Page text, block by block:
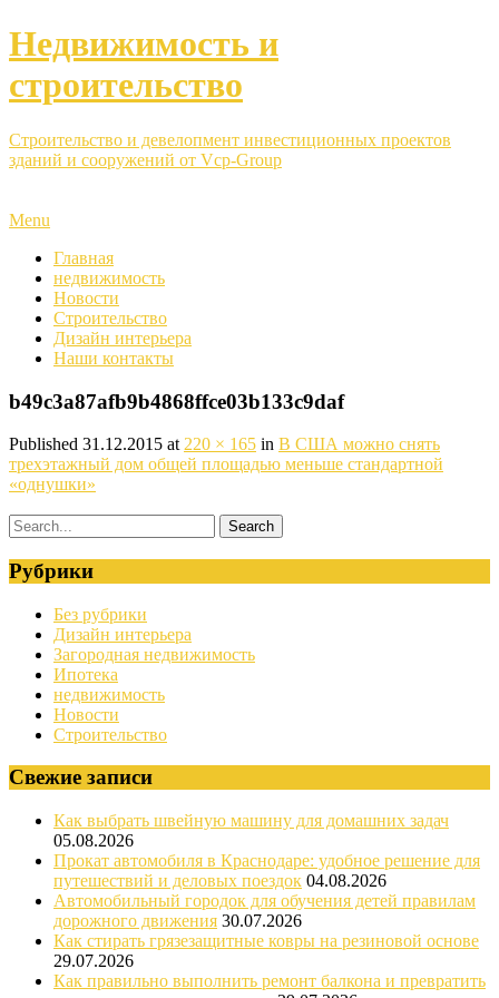
Недвижимость и
строительство
Строительство и девелопмент инвестиционных проектов
зданий и сооружений от Vcp-Group
Menu
Главная
недвижимость
Новости
Строительство
Дизайн интерьера
Наши контакты
b49c3a87afb9b4868ffce03b133c9daf
Published 31.12.2015 at 220 × 165 in В США можно снять
трехэтажный дом общей площадью меньше стандартной
«однушки»
Рубрики
Без рубрики
Дизайн интерьера
Загородная недвижимость
Ипотека
недвижимость
Новости
Строительство
Свежие записи
Как выбрать швейную машину для домашних задач
05.08.2026
Прокат автомобиля в Краснодаре: удобное решение для
путешествий и деловых поездок 04.08.2026
Автомобильный городок для обучения детей правилам
дорожного движения 30.07.2026
Как стирать грязезащитные ковры на резиновой основе
29.07.2026
Как правильно выполнить ремонт балкона и превратить